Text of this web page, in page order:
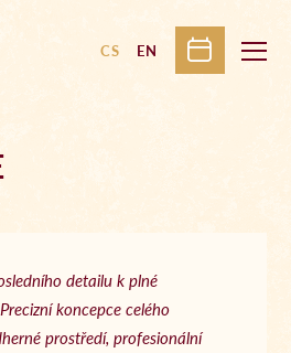
CS EN
detailu k plné
koncepce celého
prostředí, profesionální